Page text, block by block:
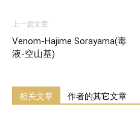
上一篇文章
Venom-Hajime Sorayama(毒
液-空山基)
相关文章 作者的其它文章